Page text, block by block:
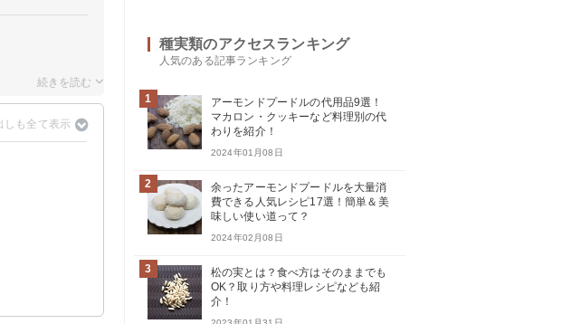
種実類のアクセスランキング
人気のある記事ランキング
1
アーモンドプードルの代用品9選！
マカロン・クッキーなど料理別の代
わりを紹介！
2024年01月08日
2
余ったアーモンドプードルを大量消
費できる人気レシピ17選！簡単＆美
味しい使い道って？
2024年02月08日
3
松の実とは？食べ方はそのままでも
OK？取り方や料理レシピなども紹
介！